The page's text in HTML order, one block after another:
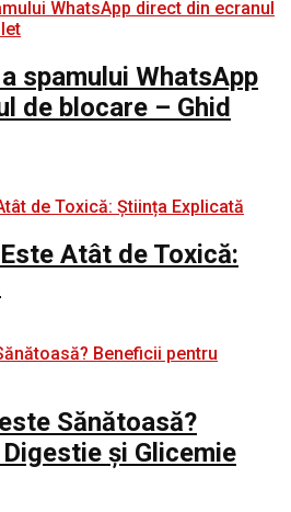
spamului WhatsApp
de blocare – Ghid
Atât de Toxică:
Sănătoasă?
și Glicemie